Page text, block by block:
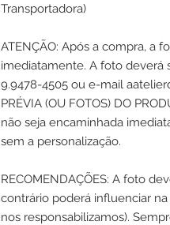
Transportadora)
ATENÇÃO: Após a compra, a
imediatamente. A foto deverá
9.9478-4505 ou e-mail
PRÉVIA (OU FOTOS) DO
não seja encaminhada
sem a personalização.
RECOMENDAÇÕES: A foto
contrário poderá influenciar
nos responsabilizamos).